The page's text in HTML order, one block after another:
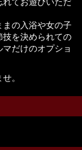
れてお遊びいただ
まの入浴や女の子
技を決められての
だけのオプショ
。